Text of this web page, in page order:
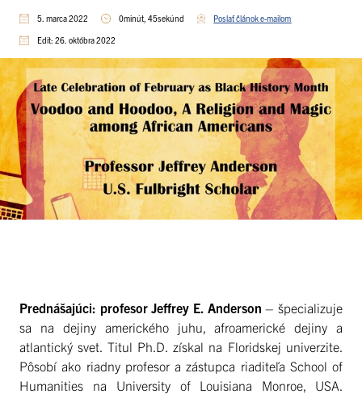
5. marca 2022 0minút, 45sekúnd Poslať článok e-mailom
Edit: 26. októbra 2022
Prednášajúci: profesor Jeffrey E. Anderson – špecializuje
sa na dejiny amerického juhu, afroamerické dejiny a
atlantický svet. Titul Ph.D. získal na Floridskej univerzite.
Pôsobí ako riadny profesor a zástupca riaditeľa School of
Humanities na University of Louisiana Monroe, USA.